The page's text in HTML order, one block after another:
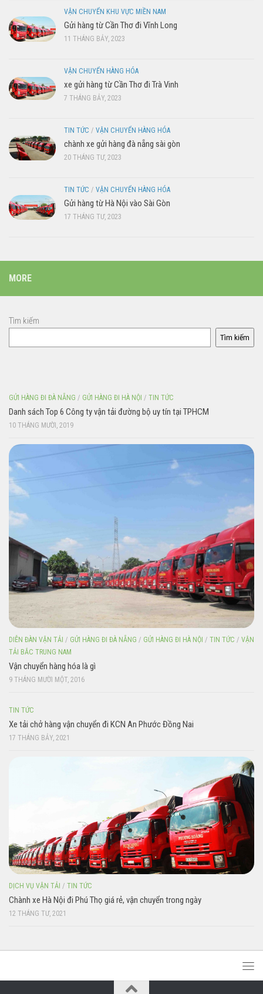
VẬN CHUYỂN KHU VỰC MIỀN NAM
Gửi hàng từ Cần Thơ đi Vĩnh Long
11 THÁNG BẢY, 2023
VẬN CHUYỂN HÀNG HÓA
xe gửi hàng từ Cần Thơ đi Trà Vinh
7 THÁNG BẢY, 2023
TIN TỨC / VẬN CHUYỂN HÀNG HÓA
chành xe gửi hàng đà nẵng sài gòn
20 THÁNG TƯ, 2023
TIN TỨC / VẬN CHUYỂN HÀNG HÓA
Gửi hàng từ Hà Nội vào Sài Gòn
17 THÁNG TƯ, 2023
MORE
Tìm kiếm
Tìm kiếm
GỬI HÀNG ĐI ĐÀ NẴNG / GỬI HÀNG ĐI HÀ NỘI / TIN TỨC
Danh sách Top 6 Công ty vận tải đường bộ uy tín tại TPHCM
10 THÁNG MƯỜI, 2019
DIỄN ĐÀN VẬN TẢI / GỬI HÀNG ĐI ĐÀ NẴNG / GỬI HÀNG ĐI HÀ NỘI / TIN TỨC / VẬN
TẢI BẮC TRUNG NAM
Vận chuyển hàng hóa là gì
9 THÁNG MƯỜI MỘT, 2016
TIN TỨC
Xe tải chở hàng vận chuyển đi KCN An Phước Đồng Nai
17 THÁNG BẢY, 2021
DỊCH VỤ VẬN TẢI / TIN TỨC
Chành xe Hà Nội đi Phú Thọ giá rẻ, vận chuyển trong ngày
12 THÁNG TƯ, 2021